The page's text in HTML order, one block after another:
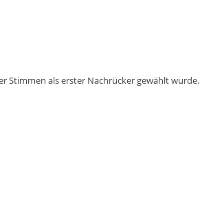
Stimmen als erster Nachrücker gewählt wurde.